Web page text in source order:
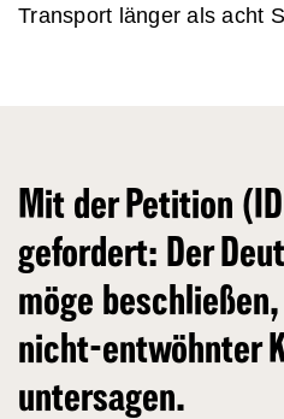
Transport länger als acht
Mit der Petition
gefordert: Der
möge
nicht-entwöhnter
untersagen.